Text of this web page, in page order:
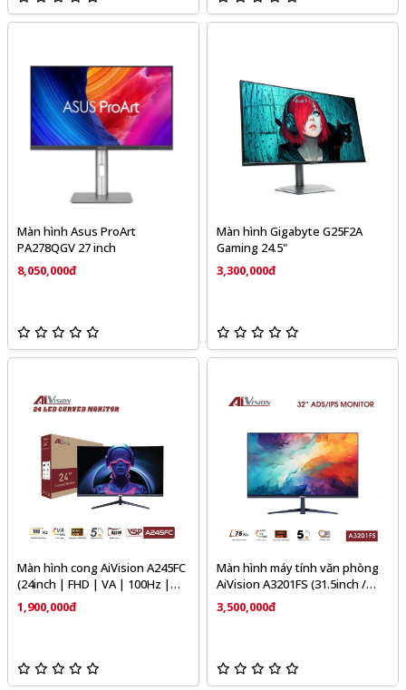
Màn hình Asus ProArt
PA278QGV 27 inch
8,050,000đ
Màn hình Gigabyte G25F2A
Gaming 24.5"
3,300,000đ
Màn hình cong AiVision A245FC
(24inch | FHD | VA | 100Hz |
5ms) - Đen, Trắng
1,900,000đ
Màn hình máy tính văn phòng
AiVision A3201FS (31.5inch /
ADS-IPS / FHD / 75hz / 5ms) -
(Đen, trắng)
3,500,000đ